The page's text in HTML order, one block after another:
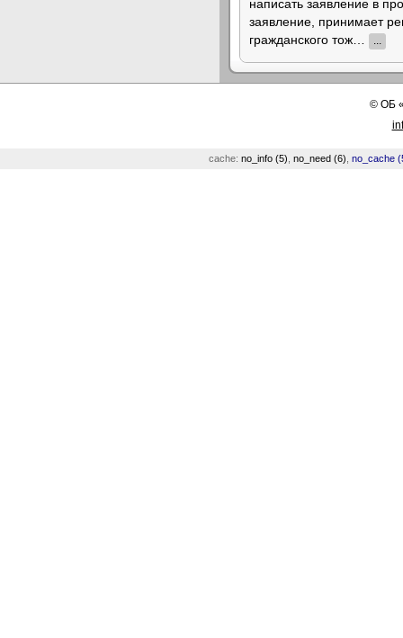
написать заявление в
заявление, принимает
гражданского тож…
...
©ОБ
cache: no_info (5) no_need (6) no_cache